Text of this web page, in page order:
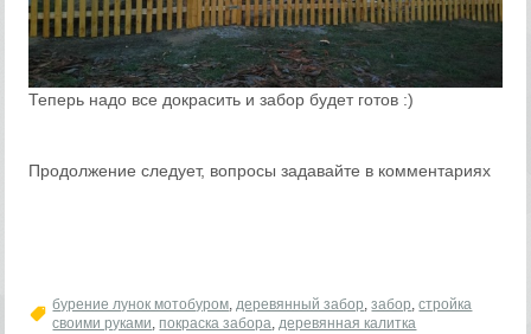
Теперь надо все докрасить и забор будет готов :)
Продолжение следует, вопросы задавайте в комментариях
бурение лунок мотобуром,деревянный забор,забор,стройка
своими руками, покраска забора,деревянная калитка